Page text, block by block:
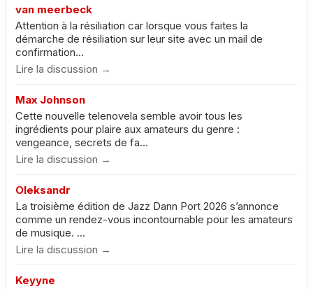
van meerbeck
Attention à la résiliation car lorsque vous faites la
démarche de résiliation sur leur site avec un mail de
confirmation...
Lire la discussion →
Max Johnson
Cette nouvelle telenovela semble avoir tous les
ingrédients pour plaire aux amateurs du genre :
vengeance, secrets de fa...
Lire la discussion →
Oleksandr
La troisième édition de Jazz Dann Port 2026 s’annonce
comme un rendez-vous incontournable pour les amateurs
de musique. ...
Lire la discussion →
Keyyne